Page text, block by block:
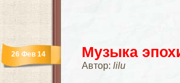
Музыка
Автор: lilu
26 Фев 14